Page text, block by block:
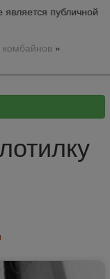
публичной
комбайнов»